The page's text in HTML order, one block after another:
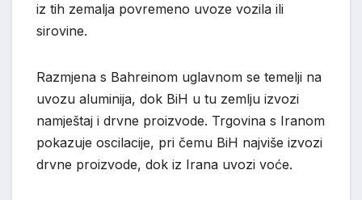
iz tih zemalja povremeno uvoze vozila ili
sirovine.
Razmjena s Bahreinom uglavnom se temelji na
uvozu aluminija, dok BiH u tu zemlju izvozi
namještaj i drvne proizvode. Trgovina s Iranom
pokazuje oscilacije, pri čemu BiH najviše izvozi
drvne proizvode, dok iz Irana uvozi voće.